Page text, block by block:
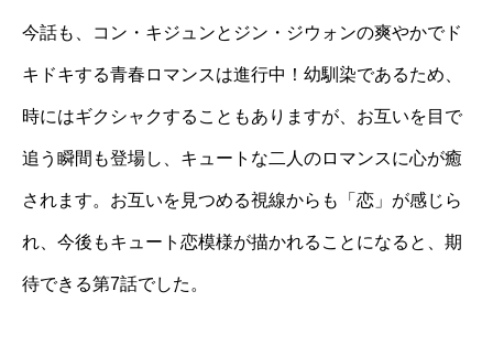
今話も、コン・キジュンとジン・ジウォンの爽やかでド
キドキする青春ロマンスは進行中！幼馴染であるため、
時にはギクシャクすることもありますが、お互いを目で
追う瞬間も登場し、キュートな二人のロマンスに心が癒
されます。お互いを見つめる視線からも「恋」が感じら
れ、今後もキュート恋模様が描かれることになると、期
待できる第7話でした。